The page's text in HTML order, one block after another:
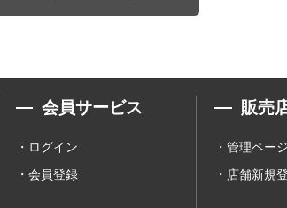
会員サービス
ログイン
会員登録
販売
管理ペー
店舗新規